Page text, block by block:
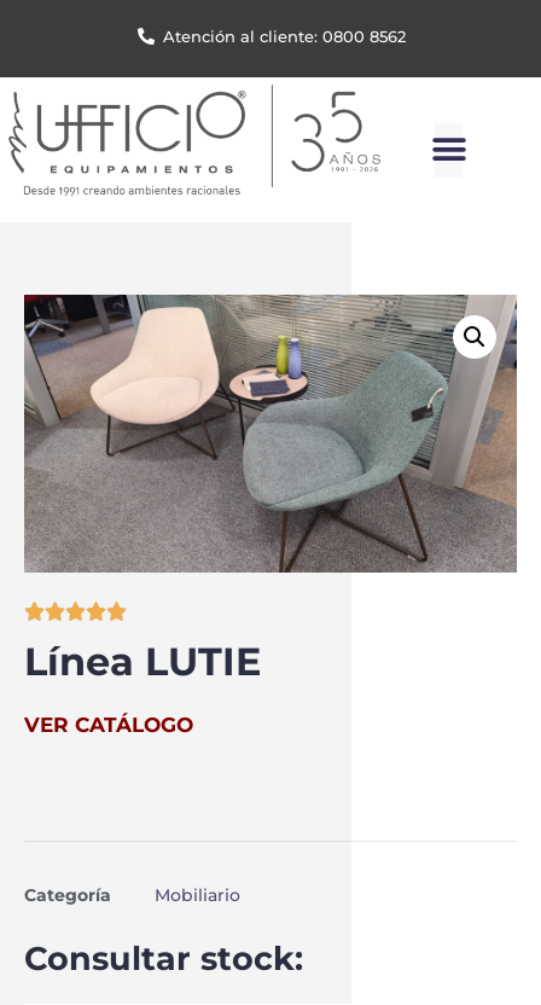
Atención al cliente: 0800 8562

Línea LUTIE
VER CATÁLOGO
Categoría Mobiliario
Consultar stock: